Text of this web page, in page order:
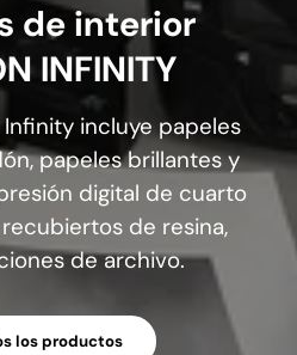
de interior
INFINITY
Infinity incluye papeles
papeles brillantes y
digital de cuarto
de resina,
de archivo.
los productos